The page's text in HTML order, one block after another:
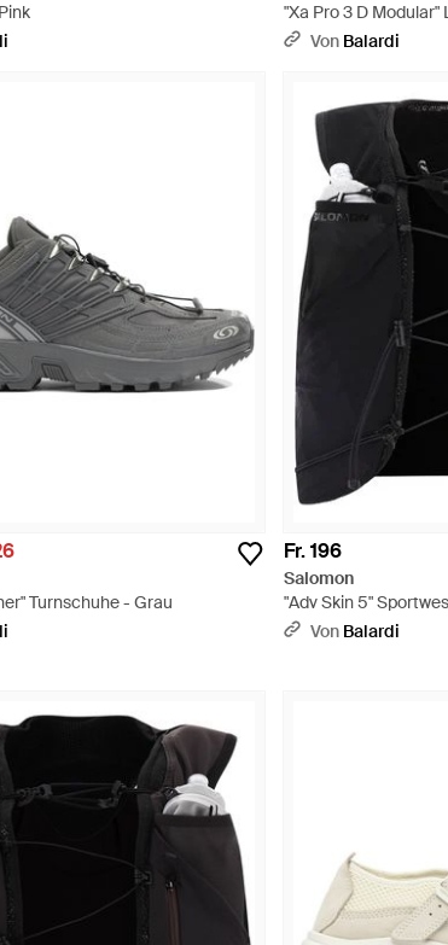
"Xa Pro 3 D
Von Balardi
Turnschuhe - Grau
Fr. 196
Salomon
"Adv Skin 5"
Von Balardi